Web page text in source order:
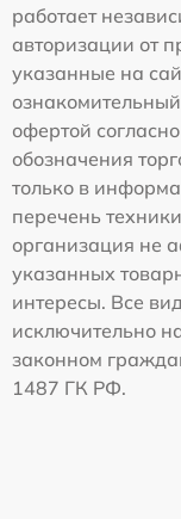
работает
авторизации от
указанные на
офертой
обозначения
только в
перечень
организация не
указанных
интересы. Все
исключительно
законном
1487 ГК РФ.